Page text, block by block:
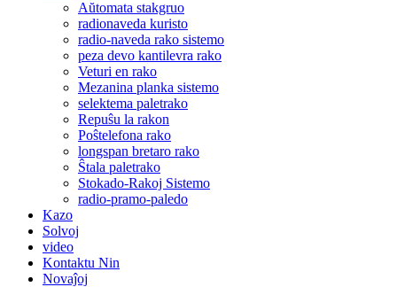
Aŭtomata stakgruo
radionaveda kuristo
radio-naveda rako sistemo
peza devo kantilevra rako
Veturi en rako
Mezanina planka sistemo
selektema paletrako
Repuŝu la rakon
Poŝtelefona rako
longspan bretaro rako
Ŝtala paletrako
Stokado-Rakoj Sistemo
radio-pramo-paledo
Kazo
Solvoj
video
Kontaktu Nin
Novaĵoj